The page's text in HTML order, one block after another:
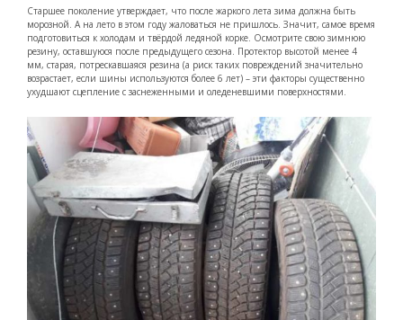
Старшее поколение утверждает, что после жаркого лета зима должна быть
морозной. А на лето в этом году жаловаться не пришлось. Значит, самое время
подготовиться к холодам и твёрдой ледяной корке. Осмотрите свою зимнюю
резину, оставшуюся после предыдущего сезона. Протектор высотой менее 4
мм, старая, потрескавшаяся резина (а риск таких повреждений значительно
возрастает, если шины используются более 6 лет) – эти факторы существенно
ухудшают сцепление с заснеженными и оледеневшими поверхностями.